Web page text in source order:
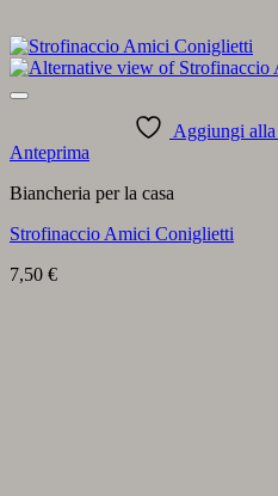
Aggiungi alla
Anteprima
Biancheria per la casa
Strofinaccio Amici Coniglietti
7,50 €